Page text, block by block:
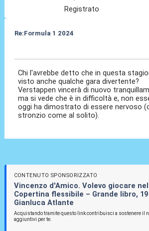
Registrato
Re:Formula 1 2024
Chi l'avrebbe detto che in questa
visto anche qualche gara divertente?
Verstappen vincerà di nuovo
ma si vede che è in difficoltà e, non
oggi ha dimostrato di essere nervoso
stronzio come al solito).
CONTENUTO SPONSORIZZATO
Vincenzo d'Amico. Volevo giocare
Copertina flessibile – Grande libro,
Gianluca Atlante
Acquistando tramite questo link contribuisci a sostenere il
aggiuntivi per te.